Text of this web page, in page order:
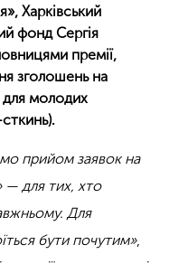
Харківський
фонд Сергія
премії,
зголошень на
для молодих
прийом заявок на
— для тих, хто
Для
бути почутим»,